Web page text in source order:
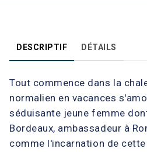
DESCRIPTIF DÉTAILS
Tout commence dans la
normalien en vacances
séduisante jeune femme
Bordeaux, ambassadeur à
comme l'incarnation de